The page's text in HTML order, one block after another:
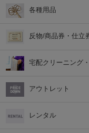
各種用品
反物/商品券・仕立
宅配クリーニング
アウトレット
レンタル